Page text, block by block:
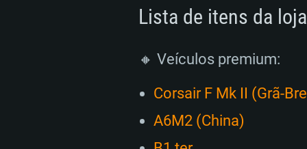
Lista de itens da
🔸 Veículos premium:
Corsair F Mk II (Grã-
A6M2 (China)